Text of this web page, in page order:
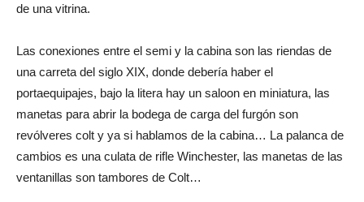
de una vitrina.
Las conexiones entre el semi y la cabina son las riendas de
una carreta del siglo XIX, donde debería haber el
portaequipajes, bajo la litera hay un saloon en miniatura, las
manetas para abrir la bodega de carga del furgón son
revólveres colt y ya si hablamos de la cabina… La palanca de
cambios es una culata de rifle Winchester, las manetas de las
ventanillas son tambores de Colt…